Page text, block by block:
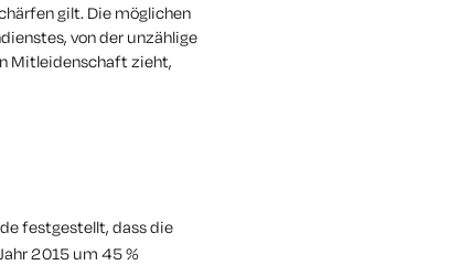
gilt. Die möglichen
von der unzählige
Mitleidenschaft zieht,
festgestellt, dass die
2015 um 45 %